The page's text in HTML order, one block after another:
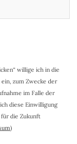
willige ich in die
zum Zwecke der
im Falle der
diese Einwilligung
die Zukunft
)